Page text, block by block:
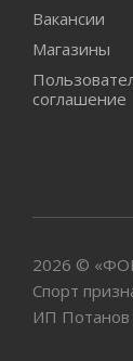
Вакансии
Магазины
соглашение
2026 ©
Спорт
ИП